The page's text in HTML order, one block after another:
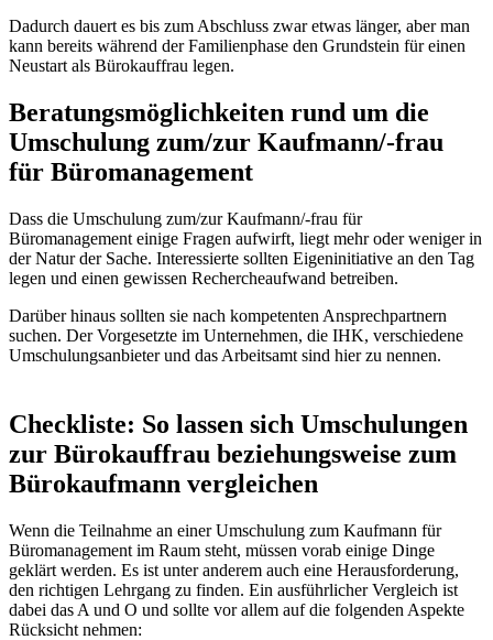
Dadurch dauert es bis zum Abschluss zwar etwas länger, aber man
kann bereits während der Familienphase den Grundstein für einen
Neustart als Bürokauffrau legen.
Beratungsmöglichkeiten rund um die
Umschulung zum/zur Kaufmann/-frau
für Büromanagement
Dass die Umschulung zum/zur Kaufmann/-frau für
Büromanagement einige Fragen aufwirft, liegt mehr oder weniger in
der Natur der Sache. Interessierte sollten Eigeninitiative an den Tag
legen und einen gewissen Rechercheaufwand betreiben.
Darüber hinaus sollten sie nach kompetenten Ansprechpartnern
suchen. Der Vorgesetzte im Unternehmen, die IHK, verschiedene
Umschulungsanbieter und das Arbeitsamt sind hier zu nennen.
Checkliste: So lassen sich Umschulungen
zur Bürokauffrau beziehungsweise zum
Bürokaufmann vergleichen
Wenn die Teilnahme an einer Umschulung zum Kaufmann für
Büromanagement im Raum steht, müssen vorab einige Dinge
geklärt werden. Es ist unter anderem auch eine Herausforderung,
den richtigen Lehrgang zu finden. Ein ausführlicher Vergleich ist
dabei das A und O und sollte vor allem auf die folgenden Aspekte
Rücksicht nehmen: